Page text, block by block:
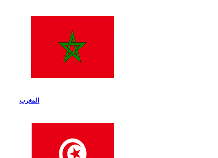
المغرب